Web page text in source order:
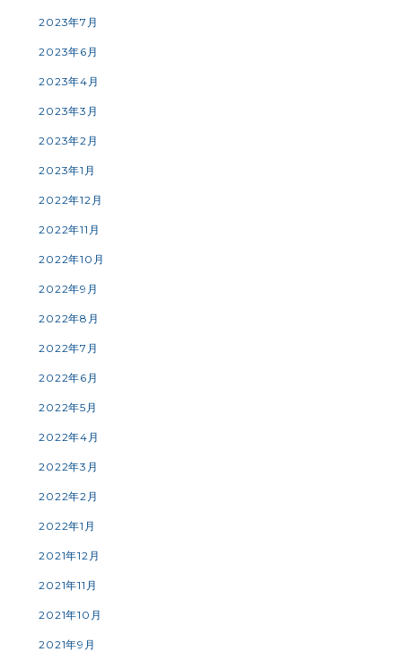
2023年7月
2023年6月
2023年4月
2023年3月
2023年2月
2023年1月
2022年12月
2022年11月
2022年10月
2022年9月
2022年8月
2022年7月
2022年6月
2022年5月
2022年4月
2022年3月
2022年2月
2022年1月
2021年12月
2021年11月
2021年10月
2021年9月